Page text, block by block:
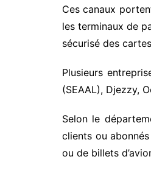
Ces canaux
les terminaux de
sécurisé des
Plusieurs
(SEAAL), Djezzy,
Selon le
clients ou
ou de billets